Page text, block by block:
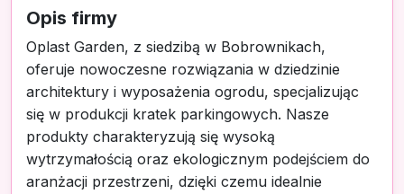
Opis firmy
Oplast Garden, z siedzibą w Bobrownikach,
oferuje nowoczesne rozwiązania w dziedzinie
architektury i wyposażenia ogrodu, specjalizując
się w produkcji kratek parkingowych. Nasze
produkty charakteryzują się wysoką
wytrzymałością oraz ekologicznym podejściem do
aranżacji przestrzeni, dzięki czemu idealnie